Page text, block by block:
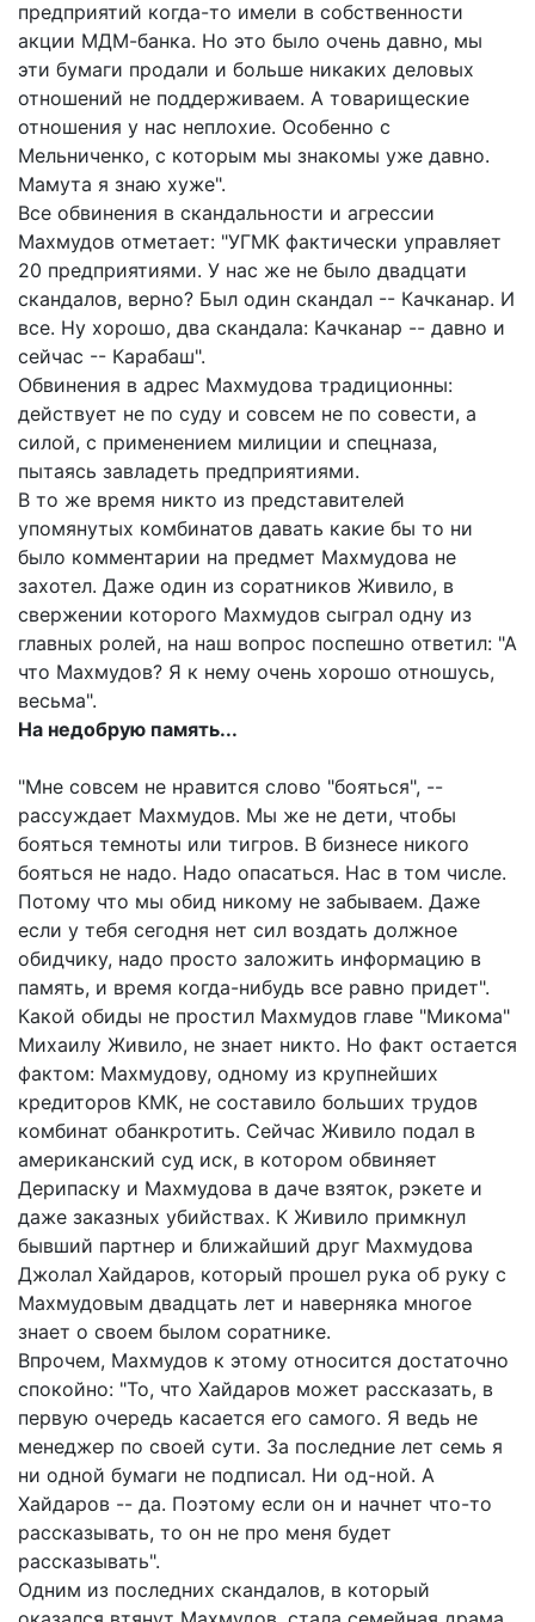
предприятий когда-то имели в собственности
акции МДМ-банка. Но это было очень давно, мы
эти бумаги продали и больше никаких деловых
отношений не поддерживаем. А товарищеские
отношения у нас неплохие. Особенно с
Мельниченко, с которым мы знакомы уже давно.
Мамута я знаю хуже".
Все обвинения в скандальности и агрессии
Махмудов отметает: "УГМК фактически управляет
20 предприятиями. У нас же не было двадцати
скандалов, верно? Был один скандал -- Качканар. И
все. Ну хорошо, два скандала: Качканар -- давно и
сейчас -- Карабаш".
Обвинения в адрес Махмудова традиционны:
действует не по суду и совсем не по совести, а
силой, с применением милиции и спецназа,
пытаясь завладеть предприятиями.
В то же время никто из представителей
упомянутых комбинатов давать какие бы то ни
было комментарии на предмет Махмудова не
захотел. Даже один из соратников Живило, в
свержении которого Махмудов сыграл одну из
главных ролей, на наш вопрос поспешно ответил: "А
что Махмудов? Я к нему очень хорошо отношусь,
весьма".
На недобрую память...
"Мне совсем не нравится слово "бояться", --
рассуждает Махмудов. Мы же не дети, чтобы
бояться темноты или тигров. В бизнесе никого
бояться не надо. Надо опасаться. Нас в том числе.
Потому что мы обид никому не забываем. Даже
если у тебя сегодня нет сил воздать должное
обидчику, надо просто заложить информацию в
память, и время когда-нибудь все равно придет".
Какой обиды не простил Махмудов главе "Микома"
Михаилу Живило, не знает никто. Но факт остается
фактом: Махмудову, одному из крупнейших
кредиторов КМК, не составило больших трудов
комбинат обанкротить. Сейчас Живило подал в
американский суд иск, в котором обвиняет
Дерипаску и Махмудова в даче взяток, рэкете и
даже заказных убийствах. К Живило примкнул
бывший партнер и ближайший друг Махмудова
Джолал Хайдаров, который прошел рука об руку с
Махмудовым двадцать лет и наверняка многое
знает о своем былом соратнике.
Впрочем, Махмудов к этому относится достаточно
спокойно: "То, что Хайдаров может рассказать, в
первую очередь касается его самого. Я ведь не
менеджер по своей сути. За последние лет семь я
ни одной бумаги не подписал. Ни од-ной. А
Хайдаров -- да. Поэтому если он и начнет что-то
рассказывать, то он не про меня будет
рассказывать".
Одним из последних скандалов, в который